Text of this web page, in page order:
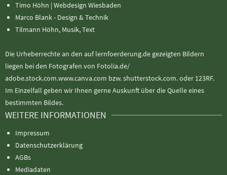
Timo Höhn | Webdesign Wiesbaden
Marco Blank - Design & Technik
Tilmann Höhn, Musik, Text
Die Urheberrechte an den auf lernfoerderung.de gezeigten Bildern
liegen bei den Fotografen von Fotolia.de/
adobe.stock.com.www.canva.com bzw. shutterstock.com. oder 123RF.
Im Einzelfall geben wir Ihnen gerne Auskunft über die Quelle eines
bestimmten Bildes.
WEITERE INFORMATIONEN
Impressum
Datenschutzerklärung
AGBs
Mediadaten